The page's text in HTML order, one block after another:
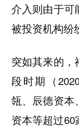
介入则由于可
被投资机构纷
突如其来的，
段时期（
瓴、辰德资本
资本等超过